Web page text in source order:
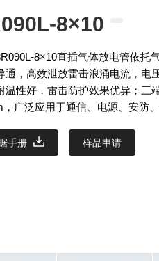
8×10
8×10直插气体放电管依托
通，高效泄放雷击浪涌电流，电
温性好，雷击防护效果优异；三
，广泛应用于通信、电源、安防
手册 样品申请